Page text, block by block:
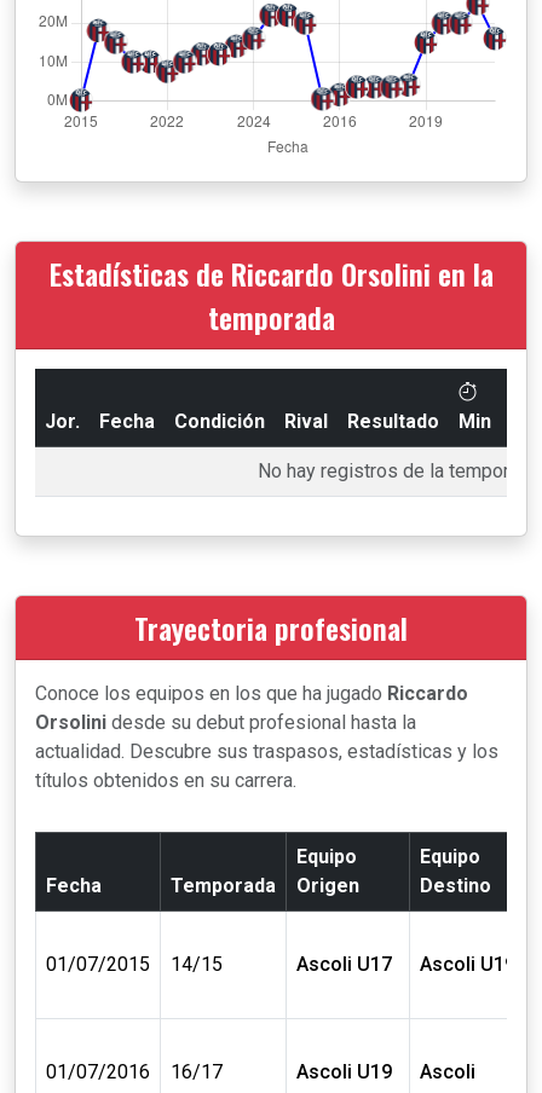
Estadísticas de Riccardo Orsolini en la
temporada
Jor. Fecha Condición Rival Resultado Min
No hay registros de la
Trayectoria profesional
Conoce los equipos en los que ha jugado Riccardo
Orsolini desde su debut profesional hasta la
actualidad. Descubre sus traspasos, estadísticas y los
títulos obtenidos en su carrera.
Fecha Temporada
Equipo
Origen
Equipo
Destino
01/07/2015 14/15 Ascoli U17 Ascoli U19
01/07/2016 16/17 Ascoli U19 Ascoli